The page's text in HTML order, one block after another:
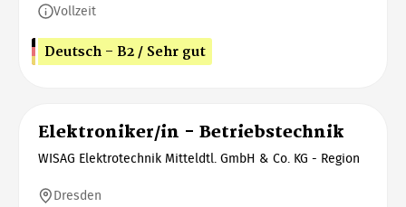
Vollzeit
Deutsch - B2 / Sehr gut
Elektroniker/in - Betriebstechnik
WISAG Elektrotechnik Mitteldtl. GmbH & Co. KG - Region
Dresden